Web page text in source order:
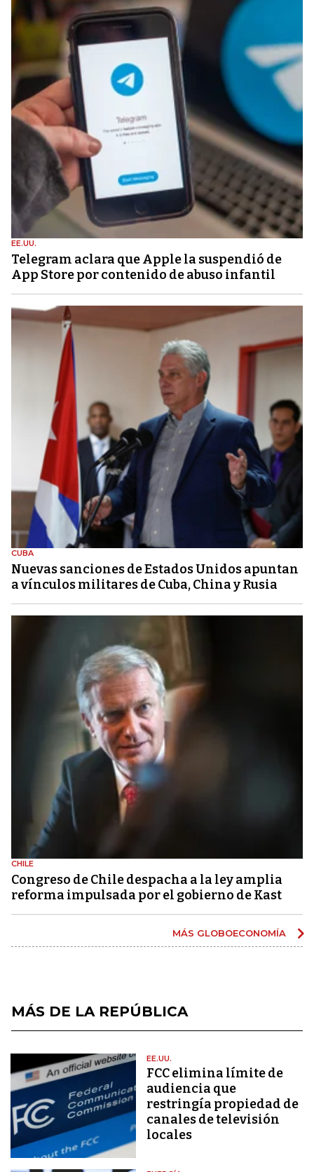
EE.UU.
Telegram aclara que Apple la suspendió de
App Store por contenido de abuso infantil
CUBA
Nuevas sanciones de Estados Unidos apuntan
a vínculos militares de Cuba, China y Rusia
CHILE
Congreso de Chile despacha a la ley amplia
reforma impulsada por el gobierno de Kast
MÁS GLOBOECONOMÍA
MÁS DE LA REPÚBLICA
EE.UU.
FCC elimina límite de
audiencia que
restringía propiedad de
canales de televisión
locales